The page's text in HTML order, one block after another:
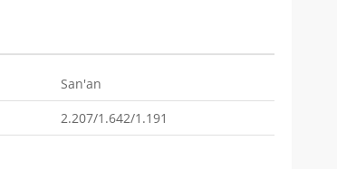
San'an
2.207/1.642/1.191